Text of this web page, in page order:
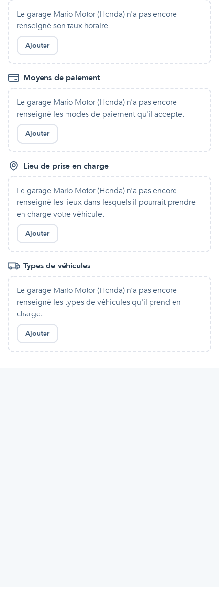
Le garage Mario Motor (Honda) n'a pas encore
renseigné son taux horaire.
Ajouter
Moyens de paiement
Le garage Mario Motor (Honda) n'a pas encore
renseigné les modes de paiement qu'il accepte.
Ajouter
Lieu de prise en charge
Le garage Mario Motor (Honda) n'a pas encore
renseigné les lieux dans lesquels il pourrait prendre
en charge votre véhicule.
Ajouter
Types de véhicules
Le garage Mario Motor (Honda) n'a pas encore
renseigné les types de véhicules qu'il prend en
charge.
Ajouter